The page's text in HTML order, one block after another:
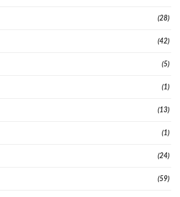
(28)
(42)
(5)
(1)
(13)
(1)
(24)
(59)